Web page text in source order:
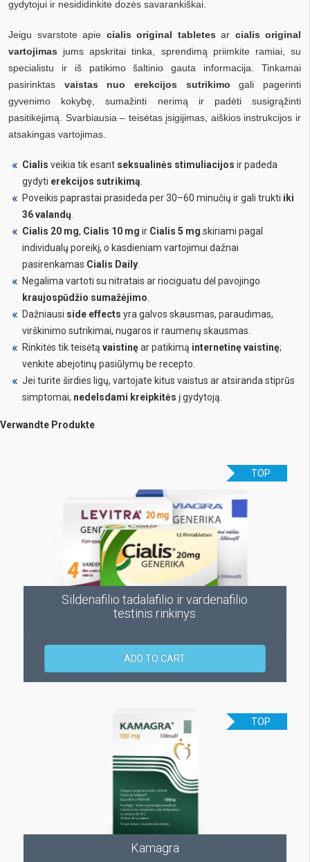
gydytojui ir nesididinkite dozės savarankiškai.
Jeigu svarstote apie cialis original tabletes ar cialis original
vartojimas jums apskritai tinka, sprendimą priimkite ramiai, su
specialistu ir iš patikimo šaltinio gauta informacija. Tinkamai
pasirinktas vaistas nuo erekcijos sutrikimo gali pagerinti
gyvenimo kokybę, sumažinti nerimą ir padėti susigrąžinti
pasitikėjimą. Svarbiausia – teisėtas įsigijimas, aiškios instrukcijos ir
atsakingas vartojimas.
Cialis veikia tik esant seksualinės stimuliacijos ir padeda
gydyti erekcijos sutrikimą
Poveikis paprastai prasideda per 30–60 minučių ir gali trukti iki
36 valandų
Cialis 20 mg, Cialis 10 mg ir Cialis 5 mg skiriami pagal
individualų poreikį, o kasdieniam vartojimui dažnai
pasirenkamas Cialis Daily
Negalima vartoti su nitratais ar riociguatu dėl pavojingo
kraujospūdžio sumažėjimo
Dažniausi side effects yra galvos skausmas, paraudimas,
virškinimo sutrikimai, nugaros ir raumenų skausmas.
Rinkitės tik teisėtą vaistinęar patikimą internetinę vaistinę;
venkite abejotinų pasiūlymų be recepto.
Jei turite širdies ligų, vartojate kitus vaistus ar atsiranda stiprūs
simptomai, nedelsdami kreipkitės į gydytoją.
Verwandte Produkte
TOP
Sildenafilio tadalafilio ir vardenafilio
testinis rinkinys
ADD TO CART
TOP
Kamagra